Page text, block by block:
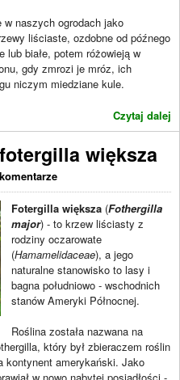
w naszych ogrodach jako
liściaste, ozdobne od późnego
lub białe, potem różowieją w
gdy zmrozi je mróz, ich
niczym miedziane kule.
Czytaj dalej
większa
Fotergilla większa (Fothergilla
major) - to krzew liściasty z
rodziny oczarowate
(Hamamelidaceae), a jego
naturalne stanowisko to lasy i
bagna południowo - wschodnich
stanów Ameryki Północnej.
Roślina została nazwana na
który był zbieraczem roślin
kontynent amerykański. Jako